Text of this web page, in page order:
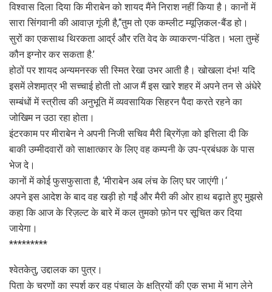
विश्वास दिला दिया कि मीराबेन को शायद मैंने निराश नहीं किया है। कानों में
सारा सिंगवानी की आवाज़ गूंजी है,‘‘तुम तो एक कम्लीट म्यूज़िकल-बैंड हो।
सुरों का एकसाथ थिरकता आर्द्र और रति वेद के व्याकरण-पंडित। भला तुम्हें
कौन इग्नोर कर सकता है.’
होठों पर शायद अन्यमनस्क सी स्मित रेखा उभर आती है। खोखला दंभ! यदि
इसमें लेशमा़त्र भी सच्चाई होती तो आज मैं इस खारे शहर में अपने तन से अंधेरे
सम्बंधों में स्त्रीत्व की अनुभूति में व्यवसायिक सिहरन पैदा करते रहने का
जोखिम न उठा रहा होता।
इंटरकाम पर मीराबेन ने अपनी निजी सचिव मैरी ब्रिगेंज़ा को इत्तिला दी कि
बाकी उम्मीदवारों को साक्षात्कार के लिए वह कम्पनी के उप-प्रबंधक के पास
भेज दे।
कानों में कोई फुसफुसाता है, ‘मीराबेन अब लंच के लिए घर जाएंगी।‘
अपने इस आदेश के बाद वह खड़ी हो गईं और मैरी की ओर हाथ बढ़ाते हुए मुझसे
कहा कि आज के रिज़ल्ट के बारे में कल तुमको फ़ोन पर सूचित कर दिया
जायेगा।
*********
श्वेतकेतु, उद्दालक का पुत्र।
पिता के चरणों का स्पर्श कर वह पंचाल के क्षत्रियों की एक सभा में भाग लेने